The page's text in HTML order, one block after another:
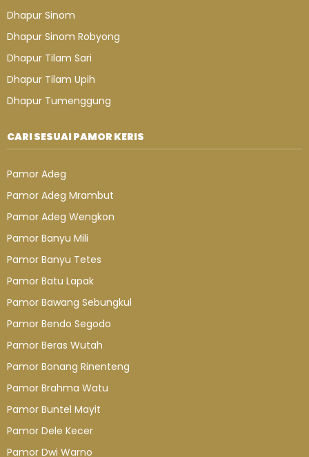
Dhapur Sinom
Dhapur Sinom Robyong
Dhapur Tilam Sari
Dhapur Tilam Upih
Dhapur Tumenggung
CARI SESUAI PAMOR KERIS
Pamor Adeg
Pamor Adeg Mrambut
Pamor Adeg Wengkon
Pamor Banyu Mili
Pamor Banyu Tetes
Pamor Batu Lapak
Pamor Bawang Sebungkul
Pamor Bendo Segodo
Pamor Beras Wutah
Pamor Bonang Rinenteng
Pamor Brahma Watu
Pamor Buntel Mayit
Pamor Dele Kecer
Pamor Dwi Warno